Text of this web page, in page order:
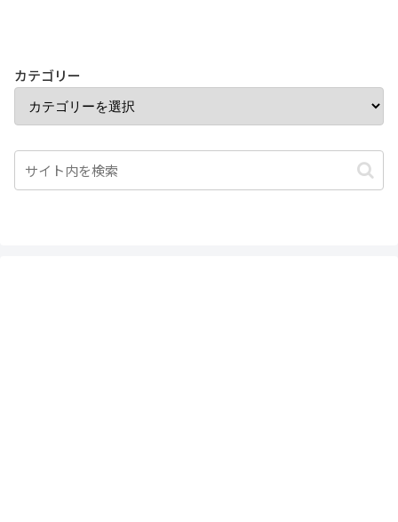
カテゴリー